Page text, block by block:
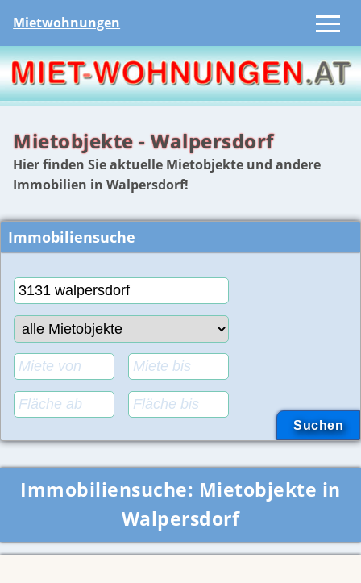
Mietwohnungen
Mietobjekte - Walpersdorf
Hier finden Sie aktuelle Mietobjekte und andere
Immobilien in Walpersdorf!
Immobiliensuche
Immobiliensuche: Mietobjekte in
Walpersdorf